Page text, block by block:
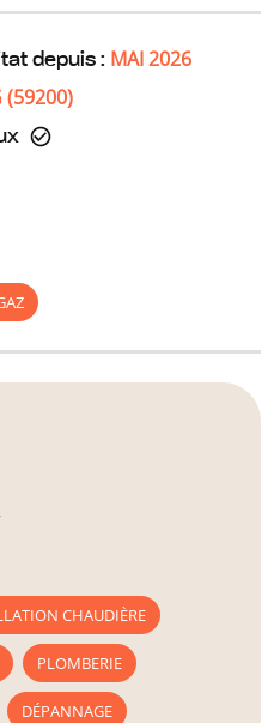
depuis : MAI 2026
(59200)
CHAUDIÈRE
PLOMBERIE
DÉPANNAGE